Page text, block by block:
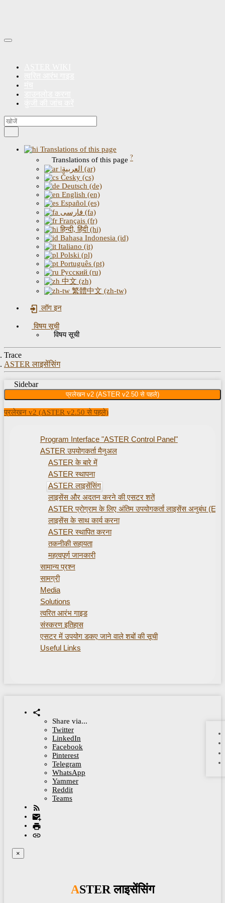
Translations of this page
Translations of this page ?
|العربية (ar)
Česky (cs)
Deutsch (de)
English (en)
Español (es)
فارسی (fa)
Français (fr)
हिन्दी, हिंदी (hi)
Bahasa Indonesia (id)
Italiano (it)
Polski (pl)
Português (pt)
Русский (ru)
中文 (zh)
繁體中文 (zh-tw)
लॉग इन
विषय सूची
विषय सूची
Trace
ASTER लाइसेंसिंग
Sidebar
प्रलेखन v2 (ASTER v2.50 से पहले)
प्रलेखन v2 (ASTER v2.50 से पहले)
Program Interface "ASTER Control Panel"
ASTER उपयोगकर्ता मैनुअल
ASTER के बारे में
ASTER स्थापना
ASTER लाइसेंसिंग
लाइसेंस और अदतन करने की एसटर शतें
ASTER प्रोग्राम के लिए अंतिम उपयोगकर्ता लाइसेंस अनुबंध
लाइसेंस के साथ कार्य करना
ASTER स्थापित करना
तकनीकी सहायता
महत्वपूर्ण जानकारी
सामान्य प्रश्न
सामग्री
Media
Solutions
त्वरित आरंभ गाइड
संस्करण इतिहास
एसटर में उपयोग डकए जाने वाले शबों की सूची
Useful Links
Share via...
Twitter
LinkedIn
Facebook
Pinterest
Telegram
WhatsApp
Yammer
Reddit
Teams
×
ASTER लाइसेंसिंग